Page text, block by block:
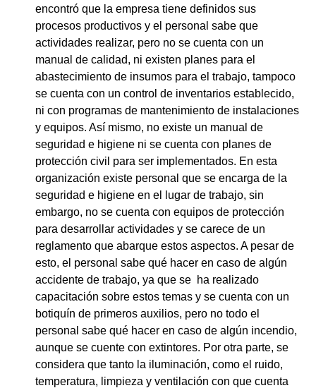
encontró que la empresa tiene definidos sus
procesos productivos y el personal sabe que
actividades realizar, pero no se cuenta con un
manual de calidad, ni existen planes para el
abastecimiento de insumos para el trabajo, tampoco
se cuenta con un control de inventarios establecido,
ni con programas de mantenimiento de instalaciones
y equipos. Así mismo, no existe un manual de
seguridad e higiene ni se cuenta con planes de
protección civil para ser implementados. En esta
organización existe personal que se encarga de la
seguridad e higiene en el lugar de trabajo, sin
embargo, no se cuenta con equipos de protección
para desarrollar actividades y se carece de un
reglamento que abarque estos aspectos. A pesar de
esto, el personal sabe qué hacer en caso de algún
accidente de trabajo, ya que se ha realizado
capacitación sobre estos temas y se cuenta con un
botiquín de primeros auxilios, pero no todo el
personal sabe qué hacer en caso de algún incendio,
aunque se cuente con extintores. Por otra parte, se
considera que tanto la iluminación, como el ruido,
temperatura, limpieza y ventilación con que cuenta